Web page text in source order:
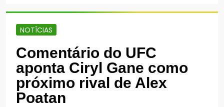
NOTÍCIAS
Comentário do UFC
aponta Ciryl Gane como
próximo rival de Alex
Poatan